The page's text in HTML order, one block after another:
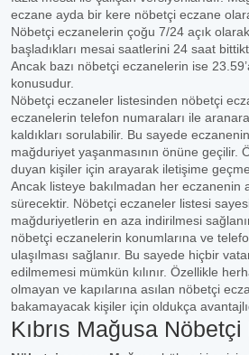
eczane ayda bir kere nöbetçi eczane
Nöbetçi eczanelerin çoğu 7/24 açık olarak
başladıkları mesai saatlerini 24 saat
Ancak bazı nöbetçi eczanelerin ise
konusudur.
Nöbetçi eczaneler listesinden nöbetçi
eczanelerin telefon numaraları ile
kaldıkları sorulabilir. Bu sayede
mağduriyet yaşanmasının önüne geçilir.
duyan kişiler için arayarak iletişime
Ancak listeye bakılmadan her eczanenin
sürecektir. Nöbetçi eczaneler listesi
mağduriyetlerin en aza indirilmesi
nöbetçi eczanelerin konumlarına ve
ulaşılması sağlanır. Bu sayede hiçbir
edilmemesi mümkün kılınır. Özellikle
olmayan ve kapılarına asılan nöbetçi
bakamayacak kişiler için oldukça
Kıbrıs Mağusa